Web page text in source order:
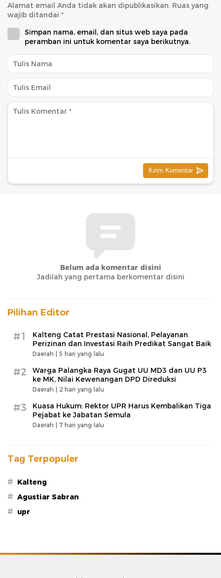
Alamat email Anda tidak akan dipublikasikan. Ruas yang
wajib ditandai *
Simpan nama, email, dan situs web saya pada
peramban ini untuk komentar saya berikutnya.
Belum ada komentar disini
Jadilah yang pertama berkomentar disini
Pilihan Editor
#1
Kalteng Catat Prestasi Nasional, Pelayanan
Perizinan dan Investasi Raih Predikat Sangat Baik
Daerah | 5 hari yang lalu
#2
Warga Palangka Raya Gugat UU MD3 dan UU P3
ke MK, Nilai Kewenangan DPD Direduksi
Daerah | 2 hari yang lalu
#3
Kuasa Hukum: Rektor UPR Harus Kembalikan Tiga
Pejabat ke Jabatan Semula
Daerah | 7 hari yang lalu
Tag Terpopuler
# Kalteng
# Agustiar Sabran
# upr